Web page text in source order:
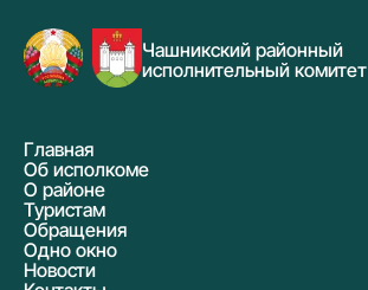
Чашникский районный
исполнительный комитет
Главная
Об исполкоме
О районе
Туристам
Обращения
Одно окно
Новости